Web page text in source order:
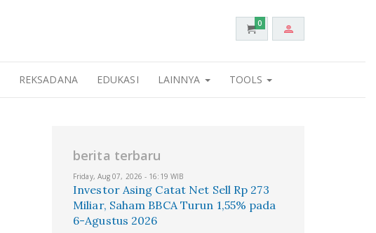
0
REKSADANA EDUKASI LAINNYA TOOLS
berita terbaru
Friday, Aug 07, 2026 - 16:19 WIB
Investor Asing Catat Net Sell Rp 273
Miliar, Saham BBCA Turun 1,55% pada
6-Agustus 2026